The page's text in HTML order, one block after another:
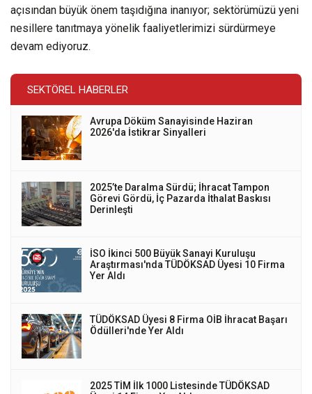
açısından büyük önem taşıdığına inanıyor; sektörümüzü yeni
nesillere tanıtmaya yönelik faaliyetlerimizi sürdürmeye
devam ediyoruz.
SEKTÖREL HABERLER
Avrupa Döküm Sanayisinde Haziran
2026'da İstikrar Sinyalleri
2025’te Daralma Sürdü; İhracat Tampon
Görevi Gördü, İç Pazarda İthalat Baskısı
Derinleşti
İSO İkinci 500 Büyük Sanayi Kuruluşu
Araştırması'nda TÜDÖKSAD Üyesi 10 Firma
Yer Aldı
TÜDÖKSAD Üyesi 8 Firma OİB İhracat Başarı
Ödülleri'nde Yer Aldı
2025 TİM İlk 1000 Listesinde TÜDÖKSAD